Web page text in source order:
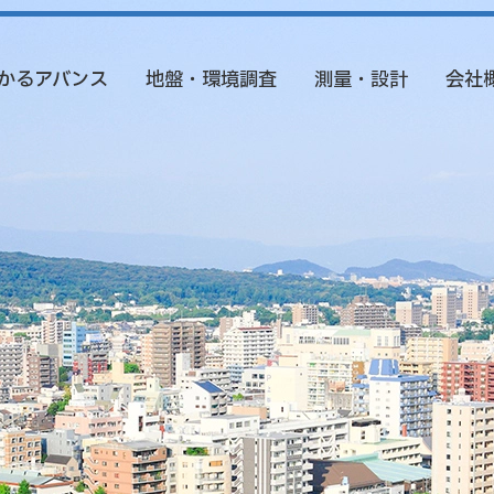
るアバンス 地盤・環境調査 測量・設計 会社